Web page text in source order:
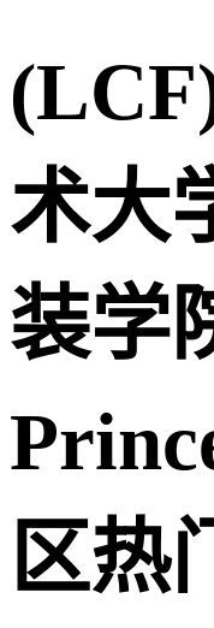
术大
装学
区热